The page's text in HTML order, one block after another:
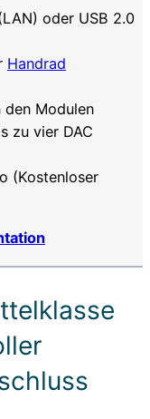
oder USB 2.0
Handrad
den Modulen
zu vier DAC
(Kostenloser